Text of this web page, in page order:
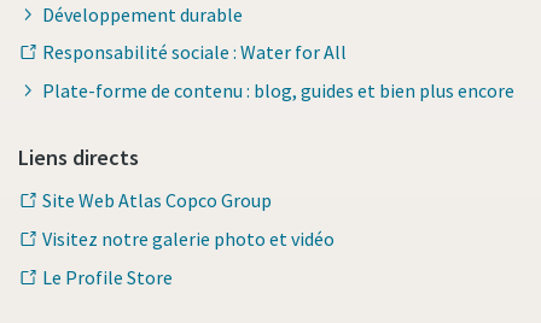
Développement durable
Responsabilité sociale : Water for All
Plate-forme de contenu : blog, guides et bien plus encore
Liens directs
Site Web Atlas Copco Group
Visitez notre galerie photo et vidéo
Le Profile Store